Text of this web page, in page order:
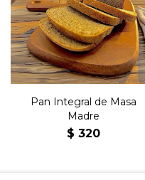
Molde de pan integral de
masa madre.
Pan Integral de Masa
Madre
$ 320